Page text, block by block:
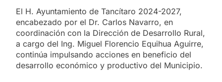
El H. Ayuntamiento de Tancítaro 2024-2027,
encabezado por el Dr. Carlos Navarro, en
coordinación con la Dirección de Desarrollo Rural,
a cargo del Ing. Miguel Florencio Equihua Aguirre,
continúa impulsando acciones en beneficio del
desarrollo económico y productivo del Municipio.